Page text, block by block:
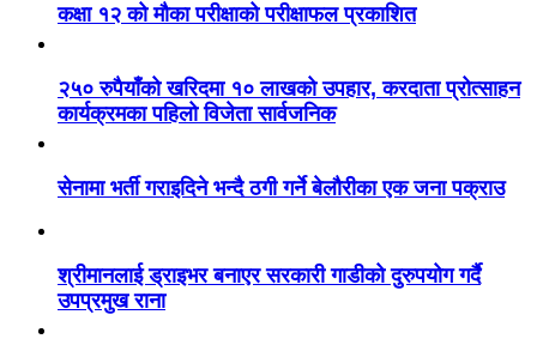
कक्षा १२ को मौका परीक्षाको परीक्षाफल प्रकाशित
२५० रुपैयाँको खरिदमा १० लाखको उपहार, करदाता प्रोत्साहन
कार्यक्रमका पहिलो विजेता सार्वजनिक
सेनामा भर्ती गराइदिने भन्दै ठगी गर्ने बेलौरीका एक जना पक्राउ
श्रीमानलाई ड्राइभर बनाएर सरकारी गाडीको दुरुपयोग गर्दै
उपप्रमुख राना